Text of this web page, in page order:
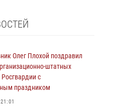
Олег Плохой поздравил
штатных
с
праздником